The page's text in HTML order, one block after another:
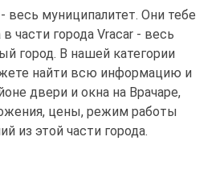
весь муниципалитет. Они тебе
части города Vracar - весь
город. В нашей категории
найти всю информацию и
двери и окна на Врачаре,
цены, режим работы
из этой части города.